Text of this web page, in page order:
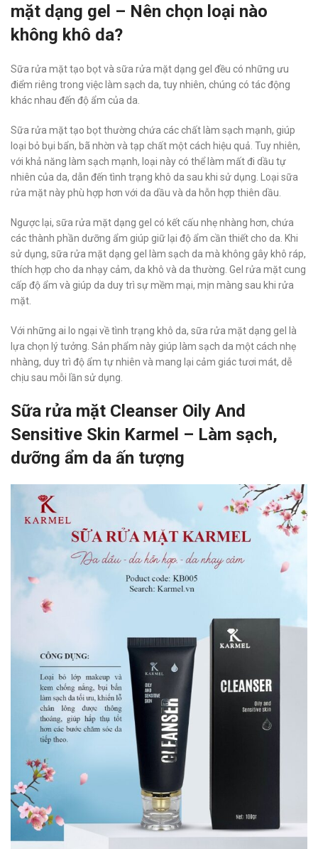
mặt dạng gel – Nên chọn loại nào
không khô da?
Sữa rửa mặt tạo bọt và sữa rửa mặt dạng gel đều có những ưu
điểm riêng trong việc làm sạch da, tuy nhiên, chúng có tác động
khác nhau đến độ ẩm của da.
Sữa rửa mặt tạo bọt thường chứa các chất làm sạch mạnh, giúp
loại bỏ bụi bẩn, bã nhờn và tạp chất một cách hiệu quả. Tuy nhiên,
với khả năng làm sạch mạnh, loại này có thể làm mất đi dầu tự
nhiên của da, dẫn đến tình trạng khô da sau khi sử dụng. Loại sữa
rửa mặt này phù hợp hơn với da dầu và da hỗn hợp thiên dầu.
Ngược lại, sữa rửa mặt dạng gel có kết cấu nhẹ nhàng hơn, chứa
các thành phần dưỡng ẩm giúp giữ lại độ ẩm cần thiết cho da. Khi
sử dụng, sữa rửa mặt dạng gel làm sạch da mà không gây khô ráp,
thích hợp cho da nhạy cảm, da khô và da thường. Gel rửa mặt cung
cấp độ ẩm và giúp da duy trì sự mềm mại, mịn màng sau khi rửa
mặt.
Với những ai lo ngại về tình trạng khô da, sữa rửa mặt dạng gel là
lựa chọn lý tưởng. Sản phẩm này giúp làm sạch da một cách nhẹ
nhàng, duy trì độ ẩm tự nhiên và mang lại cảm giác tươi mát, dễ
chịu sau mỗi lần sử dụng.
Sữa rửa mặt Cleanser Oily And
Sensitive Skin Karmel – Làm sạch,
dưỡng ẩm da ấn tượng